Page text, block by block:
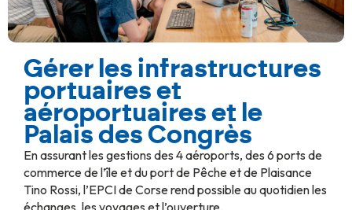
Gérer les infrastructures
portuaires et
aéroportuaires et le
Palais des Congrès
En assurant les gestions des 4 aéroports, des 6 ports de
commerce de l’île et du port de Pêche et de Plaisance
Tino Rossi, l’EPCI de Corse rend possible au quotidien les
échanges, les voyages et l’ouverture.